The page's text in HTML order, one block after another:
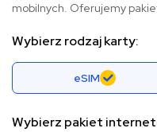
mobilnych. Oferujemy
Wybierz rodzaj karty:
eSIM
Wybierz pakiet